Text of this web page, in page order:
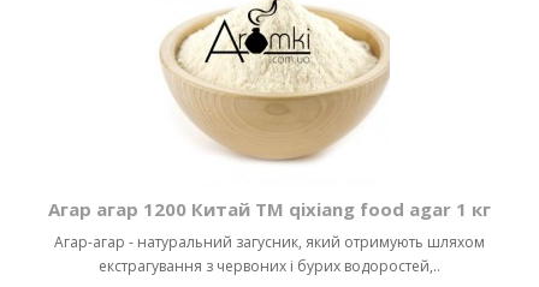
Агар агар 1200 Китай ТМ qixiang food agar 1 кг
Агар-агар - натуральний загусник, який отримують шляхом
екстрагування з червоних і бурих водоростей,..